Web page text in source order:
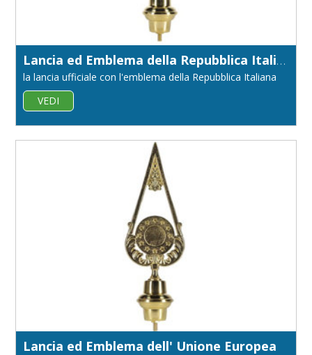
Lancia ed Emblema della Repubblica Italiana
la lancia ufficiale con l'emblema della Repubblica Italiana
VEDI
Lancia ed Emblema dell' Unione Europea